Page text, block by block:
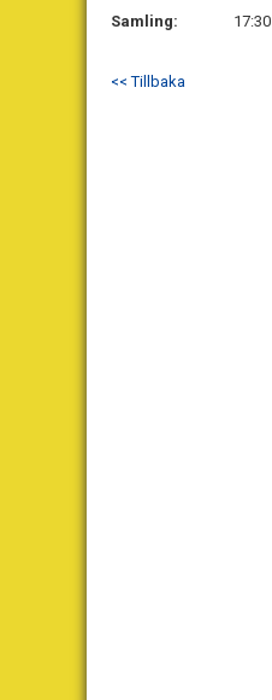
Samling:
17:30
<< Tillbaka